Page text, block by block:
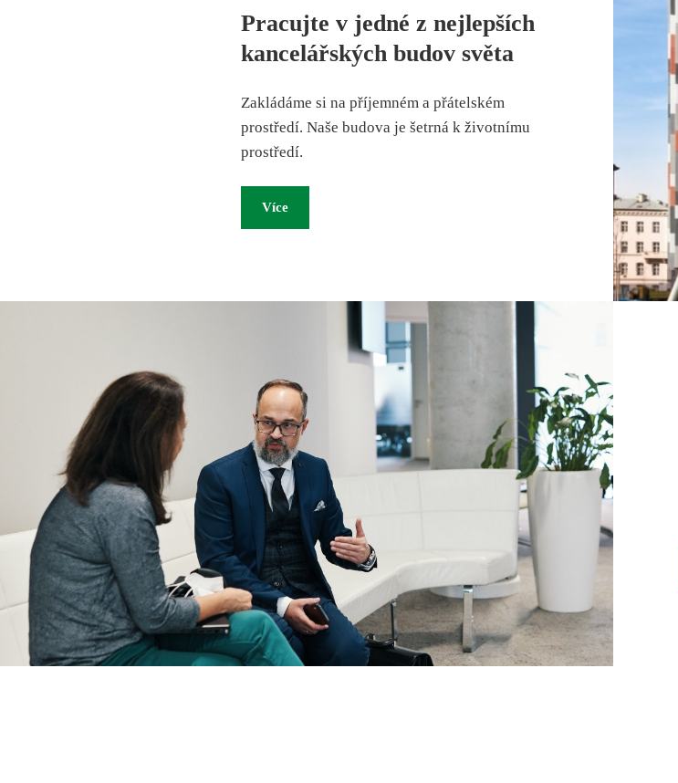
Pracujte v jedné z nejlepších
kancelářských budov světa
Zakládáme si na příjemném a přátelském
prostředí. Naše budova je šetrná k životnímu
prostředí.
Více